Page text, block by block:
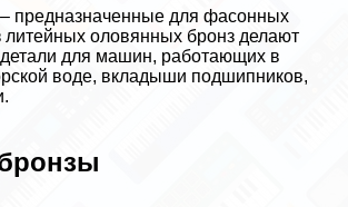
– предназначенные для фасонных
литейных оловянных бронз делают
для машин, работающих в
воде, вкладыши подшипников,